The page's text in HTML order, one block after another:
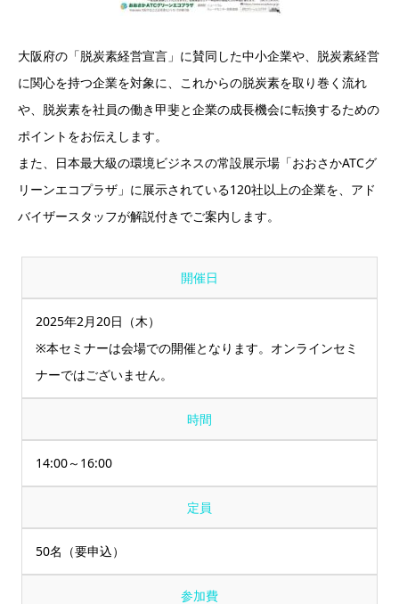
大阪府の「脱炭素経営宣言」に賛同した中小企業や、脱炭素経営
に関心を持つ企業を対象に、これからの脱炭素を取り巻く流れ
や、脱炭素を社員の働き甲斐と企業の成長機会に転換するための
ポイントをお伝えします。
また、日本最大級の環境ビジネスの常設展示場「おおさかATCグ
リーンエコプラザ」に展示されている120社以上の企業を、アド
バイザースタッフが解説付きでご案内します。
開催日
2025年2月20日（木）
※本セミナーは会場での開催となります。オンラインセミ
ナーではございません。
時間
14:00～16:00
定員
50名（要申込）
参加費